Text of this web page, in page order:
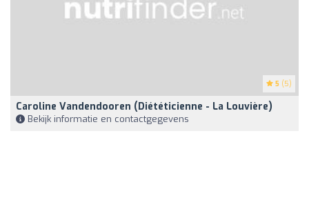
5 (5)
Caroline Vandendooren (Diététicienne - La Louvière)
Bekijk informatie en contactgegevens